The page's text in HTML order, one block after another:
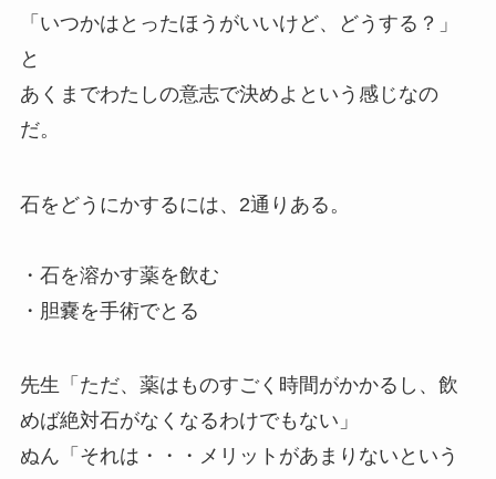
「いつかはとったほうがいいけど、どうする？」
と
あくまでわたしの意志で決めよという感じなの
だ。
石をどうにかするには、2通りある。
・石を溶かす薬を飲む
・胆嚢を手術でとる
先生「ただ、薬はものすごく時間がかかるし、飲
めば絶対石がなくなるわけでもない」
ぬん「それは・・・メリットがあまりないという